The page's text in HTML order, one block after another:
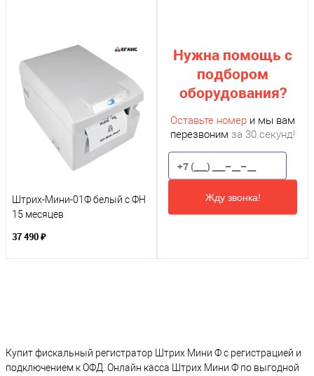
Штрих-Мини-01Ф белый с ФН
15 месяцев
37 490 ₽
Нужна помощь с
подбором
оборудования?
Оставьте номер и мы вам
перезвоним за 30 секунд!
Жду звонка!
Купит фискальный регистратор Штрих Мини Ф с регистрацией и
подключением к ОФД. Онлайн касса Штрих Мини Ф по выгодной